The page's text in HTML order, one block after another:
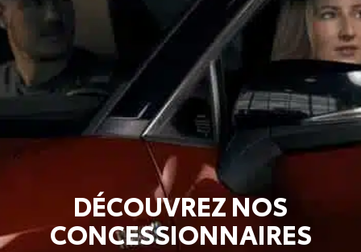
DÉCOUVREZ NOS
CONCESSIONNAIRES